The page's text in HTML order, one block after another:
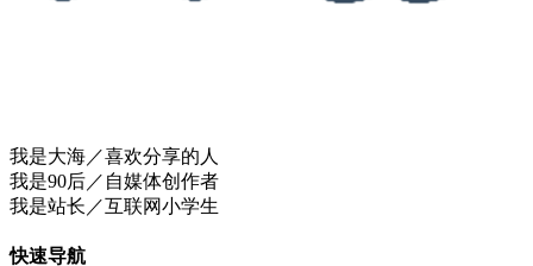
我是大海／喜欢分享的人
我是90后／自媒体创作者
我是站长／互联网小学生
快速导航